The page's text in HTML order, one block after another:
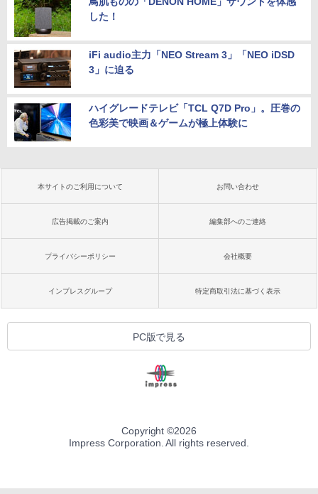
した！
iFi audio主力「NEO Stream 3」「NEO iDSD
3」に迫る
ハイグレードテレビ「TCL Q7D Pro」。圧巻の
色彩美で映画＆ゲームが極上体験に
本サイトのご利用について お問い合わせ
広告掲載のご案内 編集部へのご連絡
プライバシーポリシー 会社概要
インプレスグループ 特定商取引法に基づく表示
PC版で見る
Copyright ©2026
Impress Corporation. All rights reserved.